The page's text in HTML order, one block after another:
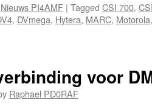
Nieuws PI4AMF | Tagged CSI 700,
, DVmega, Hytera, MARC, Motorola
voor
Raphael PD0RAF